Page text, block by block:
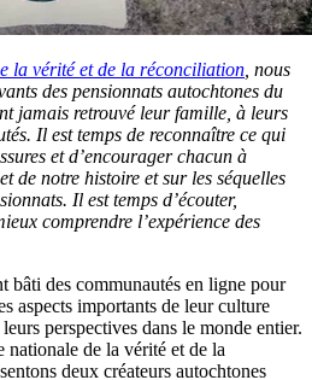
la vérité et de la réconciliation , nous
des pensionnats autochtones du
jamais retrouvé leur famille, à leurs
Il est temps de reconnaître ce qui
et d’encourager chacun à
de notre histoire et sur les séquelles
Il est temps d’écouter,
comprendre l’expérience des
bâti des communautés en ligne pour
aspects importants de leur culture
perspectives dans le monde entier.
nationale de la vérité et de la
deux créateurs autochtones